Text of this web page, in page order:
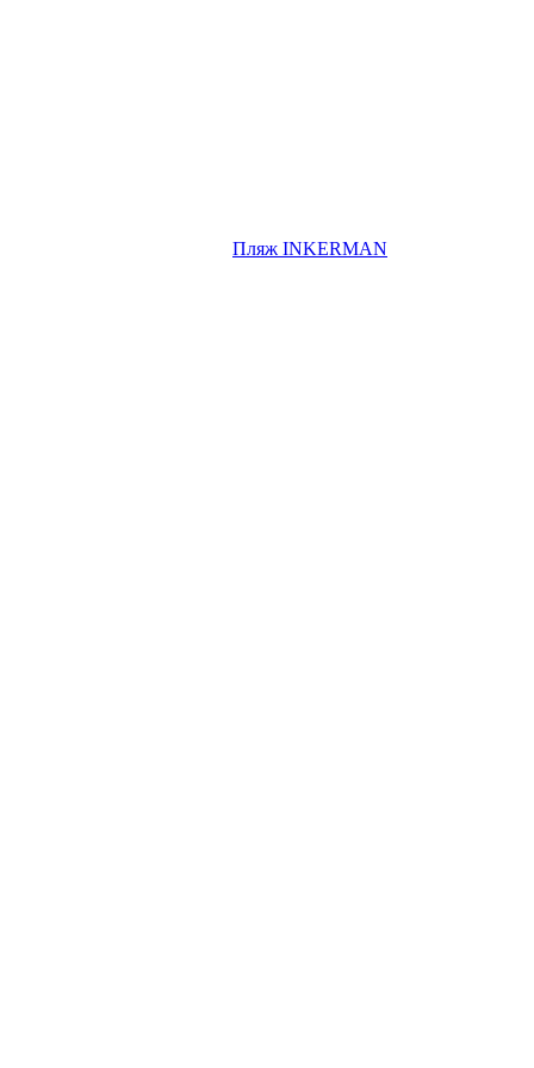
Пляж INKERMAN